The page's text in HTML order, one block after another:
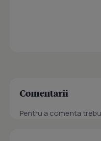
Comentarii
Pentru a comenta